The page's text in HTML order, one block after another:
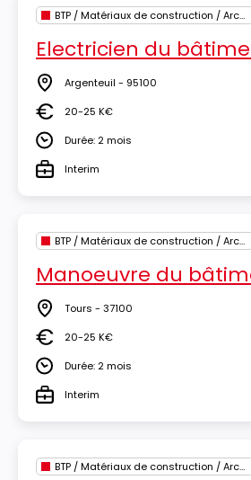
BTP / Matériaux de construction / Architecture
Electricien du
Lieu Argenteuil - 95100
Salaire20-25 K€
DuréeDurée: 2 mois
TypeInterim
BTP / Matériaux de construction / Architecture
Manoeuvre du
Lieu Tours - 37100
Salaire20-25 K€
DuréeDurée: 2 mois
TypeInterim
BTP / Matériaux de construction / Architecture